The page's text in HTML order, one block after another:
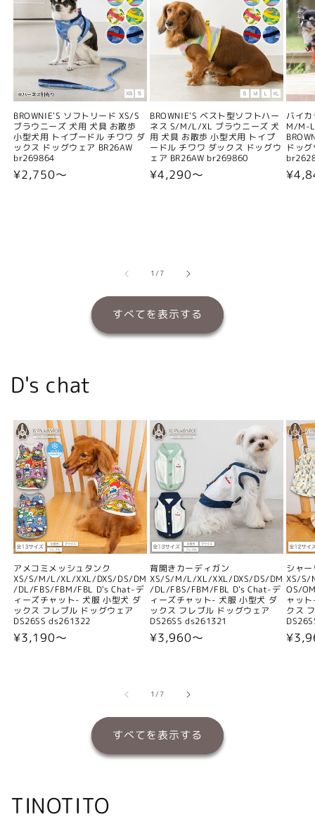
BROWNIE'S ソフトリード XS/S
ブラウニーズ 犬用 犬具 お散歩
小型犬用 トイプードル チワワ ダ
ックス ドッグウェア BR26AW
br269864
通
¥2,750〜
BROWNIE'S ベスト型ソフトハー
ネス S/M/L/XL ブラウニーズ 犬
用 犬具 お散歩 小型犬用 トイプ
ードル チワワ ダックス ドッグウ
ェア BR26AW br269860
通
¥4,290〜
バイ
M/M-
ドッ
通
1/の
7
すべてを表示する
D's chat
アメコミメッシュタンク
XS/S/M/L/XL/XXL/DXS/DS/DM
/DL/FBS/FBM/FBL D's Chat-デ
ィーズチャット- 犬服 小型犬 ダ
ックス フレブル ドッグウェア
DS26SS ds261322
通
¥3,190〜
背開きカーディガン
XS/S/M/L/XL/XXL/DXS/DS/DM
/DL/FBS/FBM/FBL D's Chat-デ
ィーズチャット- 犬服 小型犬 ダ
ックス フレブル ドッグウェア
DS26SS ds261321
通
¥3,960〜
シャ
XS/
OS/
ャッ
クス
通
1/の
7
すべてを表示する
TINOTITO